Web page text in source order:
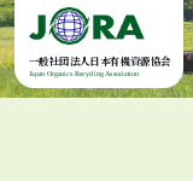
Skip to content
一般社団法人日本有機資源協会
Japan Organics Recycling Association